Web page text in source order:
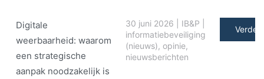
Digitale
weerbaarheid: waarom
een strategische
aanpak noodzakelijk is
30 juni 2026 IB&P
informatiebeveiliging
(nieuws), opinie,
nieuwsberichten
Verder